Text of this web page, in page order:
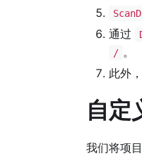
通过
/ 。
此外，
自定
我们将项